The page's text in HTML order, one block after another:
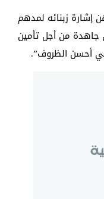
إشارة زبنائه لمدهم
جاهدة من أجل تأمين
أحسن الظروف”.